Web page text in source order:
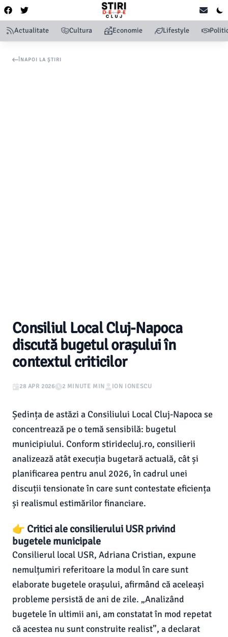
Actualitate Cultura Economie Lifestyle
ÎNAPOI LA ȘTIRI
Consiliul Local Cluj-Napoca
discută bugetul orașului în
contextul criticilor
28 APR 2026 2 MINUTE MIN ION IONESCU
Ședința de astăzi a Consiliului Local Cluj-Napoca se
concentrează pe o temă sensibilă: bugetul
municipiului. Conform stiridecluj.ro, consilierii
analizează atât execuția bugetară actuală, cât și
planificarea pentru anul 2026, în cadrul unei
discuții tensionate în care sunt contestate eficiența
și realismul estimărilor financiare.
👉 Critici ale consilierului USR privind
bugetele municipale
Consilierul local USR, Adriana Cristian, expune
nemulțumiri referitoare la modul în care sunt
elaborate bugetele orașului, afirmând că aceleași
probleme persistă de ani de zile. „Analizând
bugetele în ultimii ani, am constatat în mod repetat
că acestea nu sunt construite realist”, a declarat